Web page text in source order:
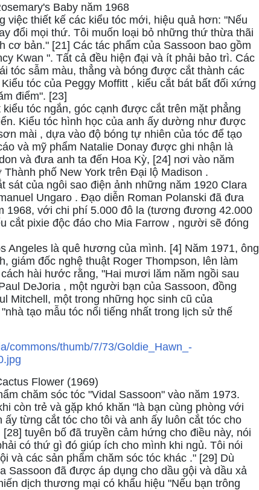
Baby năm 1968
việc thiết kế các kiểu tóc mới, hiệu quả hơn: "Nếu
đổi mọi thứ. Tôi muốn loại bỏ những thứ thừa thãi
cơ bản." [21] Các tác phẩm của Sassoon bao gồm
Kwan ". Tất cả đều hiện đại và ít phải bảo trì. Các
tóc sẫm màu, thẳng và bóng được cắt thành các
tóc của Peggy Moffitt , kiểu cắt bát bất đối xứng
điểm". [23]
tóc ngắn, góc cạnh được cắt trên mặt phẳng
Kiểu tóc hình học của anh ấy dường như được
mài , dựa vào độ bóng tự nhiên của tóc để tạo
và mỹ phẩm Natalie Donay được ghi nhận là
và đưa anh ta đến Hoa Kỳ, [24] nơi vào năm
phố New York trên Đại lộ Madison .
sát của ngôi sao điện ảnh những năm 1920 Clara
Ungaro . Đạo diễn Roman Polanski đã đưa
1968, với chi phí 5.000 đô la (tương đương 42.000
cắt pixie độc đáo cho Mia Farrow , người sẽ đóng
Angeles là quê hương của mình. [4] Năm 1971, ông
giám đốc nghệ thuật Roger Thompson, lên làm
hài hước rằng, "Hai mươi lăm năm ngồi sau
DeJoria , một người bạn của Sassoon, đồng
Mitchell, một trong những học sinh cũ của
tạo mẫu tóc nổi tiếng nhất trong lịch sử thế
Flower (1969)
chăm sóc tóc "Vidal Sassoon" vào năm 1973.
còn trẻ và gặp khó khăn "là bạn cùng phòng với
ấy từng cắt tóc cho tôi và anh ấy luôn cắt tóc cho
tuyên bố đã truyền cảm hứng cho điều này, nói
có thứ gì đó giúp ích cho mình khi ngủ. Tôi nói
và các sản phẩm chăm sóc tóc khác ." [29] Dù
Sassoon đã được áp dụng cho dầu gội và dầu xả
dịch thương mại có khẩu hiệu "Nếu bạn trông